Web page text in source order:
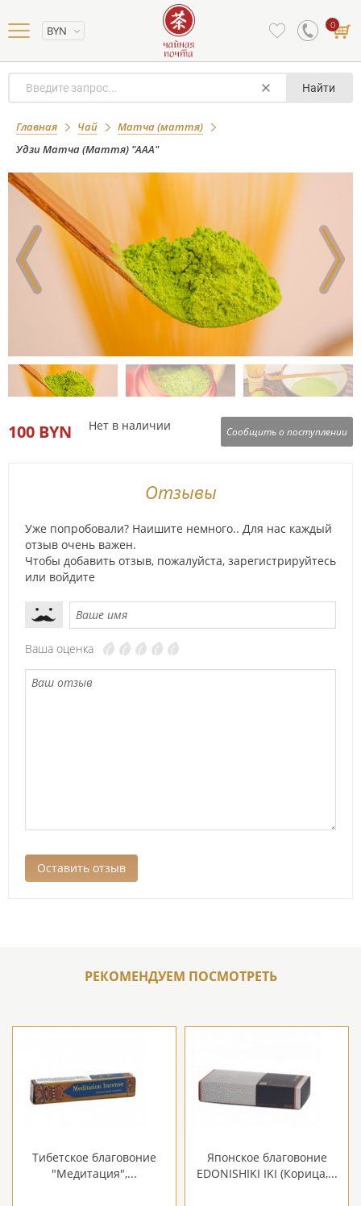
BYN 0
Найти
Главная Чай
Матча (маття)
Удзи Матча (Маття) "ААА"
Удзи Матча (Маття) "ААА"
100 BYN Нет в наличии Сообщить о поступлении
Отзывы
Уже попробовали? Наишите немного.. Для нас каждый
отзыв очень важен.
Чтобы добавить отзыв, пожалуйста, зарегистрируйтесь
или войдите
Ваша оценка
РЕКОМЕНДУЕМ ПОСМОТРЕТЬ
Тибетское благовоние
"Медитация",...
Японское благовоние
EDONISHIKI IKI (Корица,...